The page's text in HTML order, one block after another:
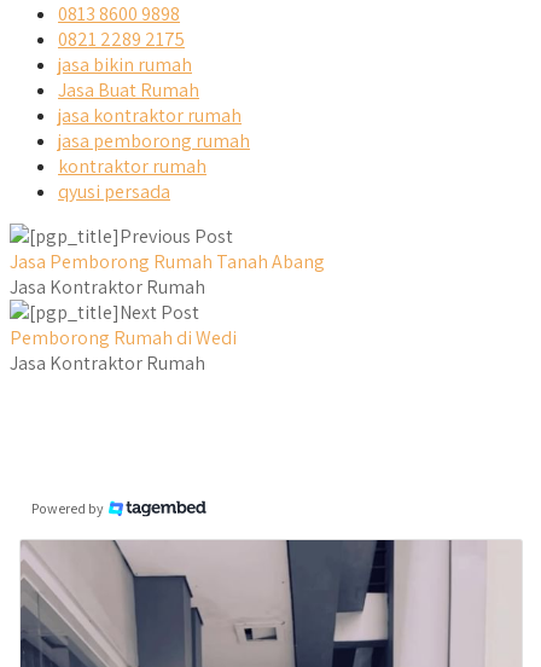
0813 8600 9898
0821 2289 2175
jasa bikin rumah
Jasa Buat Rumah
jasa kontraktor rumah
jasa pemborong rumah
kontraktor rumah
qyusi persada
Previous Post
Jasa Pemborong Rumah Tanah Abang
Jasa Kontraktor Rumah
Next Post
Pemborong Rumah di Wedi
Jasa Kontraktor Rumah
Powered by